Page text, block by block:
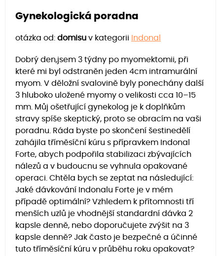
Gynekologická poradna
otázka od: domisu v kategorii Indonal
Dobrý den,jsem 3 týdny po myomektomii, při
které mi byl odstraněn jeden 4cm intramurální
myom. V děložní svalovině byly ponechány další
3 hluboko uložené myomy o velikosti cca 10–15
mm. Můj ošetřující gynekolog je k doplňkům
stravy spíše skeptický, proto se obracím na vaši
poradnu. Ráda byste po skončení šestinedělí
zahájila tříměsíční kúru s přípravkem Indonal
Forte, abych podpořila stabilizaci zbývajících
nálezů a v budoucnu se vyhnula opakované
operaci. Chtěla bych se zeptat na následující:
Jaké dávkování Indonalu Forte je v mém
případě optimální? Vzhledem k přítomnosti tří
menších uzlů je vhodnější standardní dávka 2
kapsle denně, nebo doporučujete zvýšit na 3
kapsle denně? Jak často je bezpečné a účinné
tuto tříměsíční kúru v průběhu roku opakovat?